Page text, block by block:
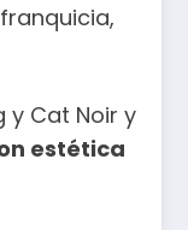
Cat Noir y
estética